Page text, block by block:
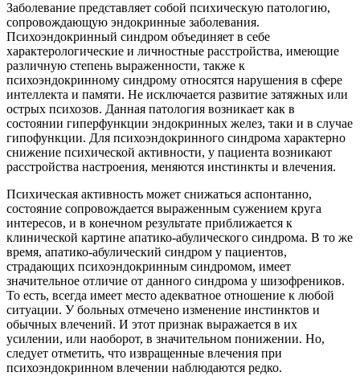
Заболевание представляет собой психическую патологию,
сопровождающую эндокринные заболевания.
Психоэндокринный синдром объединяет в себе
характерологические и личностные расстройства, имеющие
различную степень выраженности, также к
психоэндокринному синдрому относятся нарушения в сфере
интеллекта и памяти. Не исключается развитие затяжных или
острых психозов. Данная патология возникает как в
состоянии гиперфункции эндокринных желез, таки и в случае
гипофункции. Для психоэндокринного синдрома характерно
снижение психической активности, у пациента возникают
расстройства настроения, меняются инстинкты и влечения.
Психическая активность может снижаться аспонтанно,
состояние сопровождается выраженным сужением круга
интересов, и в конечном результате приближается к
клинической картине апатико-абулического синдрома. В то же
время, апатико-абулический синдром у пациентов,
страдающих психоэндокринным синдромом, имеет
значительное отличие от данного синдрома у шизофреников.
То есть, всегда имеет место адекватное отношение к любой
ситуации. У больных отмечено изменение инстинктов и
обычных влечений. И этот признак выражается в их
усилении, или наоборот, в значительном понижении. Но,
следует отметить, что извращенные влечения при
психоэндокринном влечении наблюдаются редко.